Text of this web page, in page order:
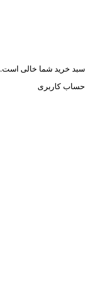
سبد خرید شما خالی است.
حساب کاربری